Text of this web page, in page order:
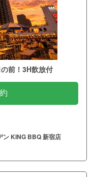
前！3H飲放付
ン KING BBQ 新宿店